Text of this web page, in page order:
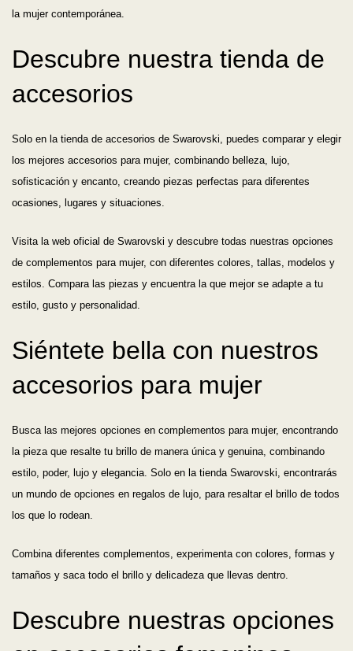
la mujer contemporánea.
Descubre nuestra tienda de
accesorios
Solo en la tienda de accesorios de Swarovski, puedes comparar y elegir
los mejores accesorios para mujer, combinando belleza, lujo,
sofisticación y encanto, creando piezas perfectas para diferentes
ocasiones, lugares y situaciones.
Visita la web oficial de Swarovski y descubre todas nuestras opciones
de complementos para mujer, con diferentes colores, tallas, modelos y
estilos. Compara las piezas y encuentra la que mejor se adapte a tu
estilo, gusto y personalidad.
Siéntete bella con nuestros
accesorios para mujer
Busca las mejores opciones en complementos para mujer, encontrando
la pieza que resalte tu brillo de manera única y genuina, combinando
estilo, poder, lujo y elegancia. Solo en la tienda Swarovski, encontrarás
un mundo de opciones en regalos de lujo, para resaltar el brillo de todos
los que lo rodean.
Combina diferentes complementos, experimenta con colores, formas y
tamaños y saca todo el brillo y delicadeza que llevas dentro.
Descubre nuestras opciones